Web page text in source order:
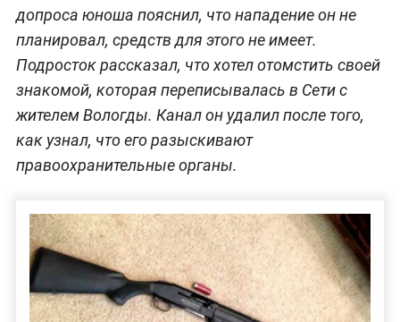
допроса юноша пояснил, что нападение он не
планировал, средств для этого не имеет.
Подросток рассказал, что хотел отомстить своей
знакомой, которая переписывалась в Сети с
жителем Вологды. Канал он удалил после того,
как узнал, что его разыскивают
правоохранительные органы.